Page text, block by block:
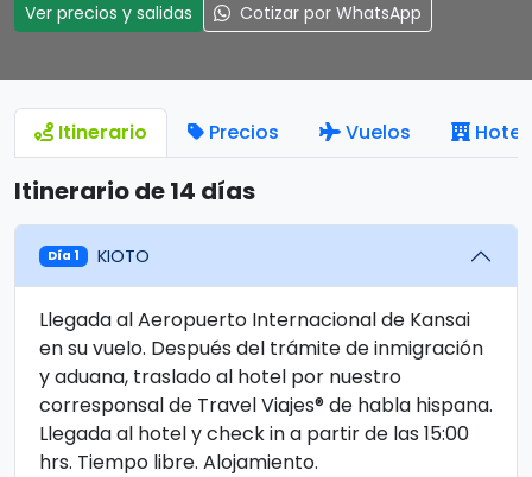
Ver precios y salidas Cotizar por WhatsApp
Itinerario Precios Vuelos
Itinerario de 14 días
Día 1 KIOTO
Llegada al Aeropuerto Internacional de Kansai
en su vuelo. Después del trámite de inmigración
y aduana, traslado al hotel por nuestro
corresponsal de Travel Viajes® de habla hispana.
Llegada al hotel y check in a partir de las 15:00
hrs. Tiempo libre. Alojamiento.